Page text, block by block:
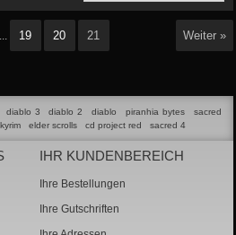
... 19 20 21 Weiter »
diablo 3 diablo 2 diablo piranhia bytes
sacred
elder scrolls cd project red sacred 4
IHR KUNDENBEREICH
Ihre Bestellungen
Ihre Gutschriften